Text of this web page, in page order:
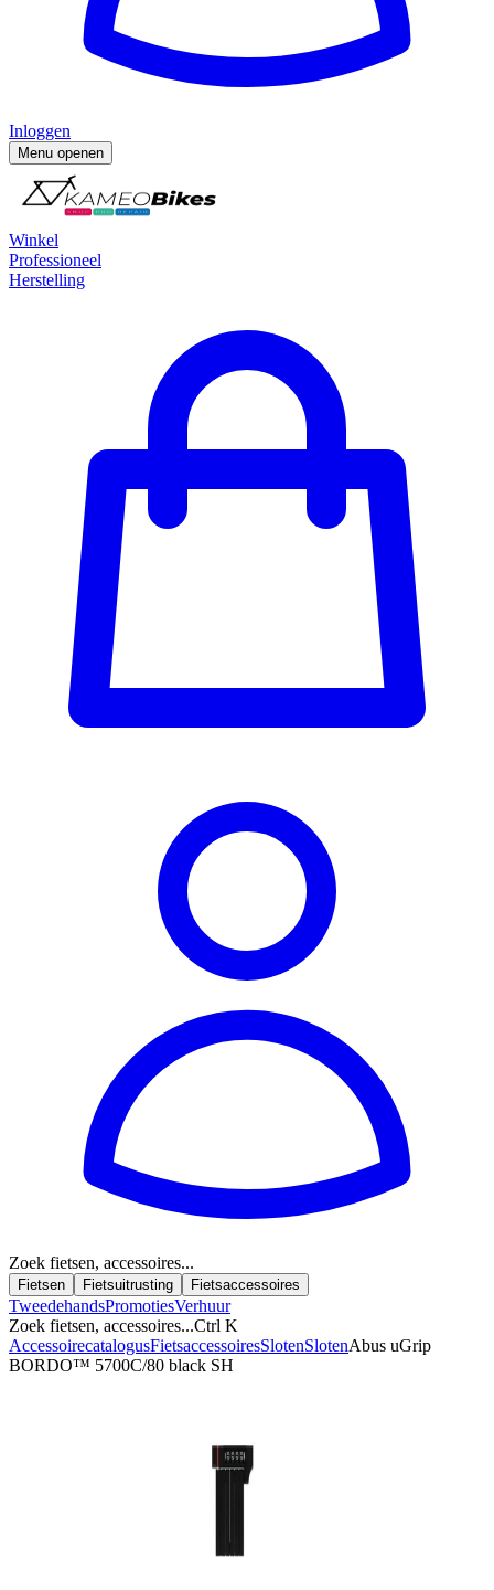
Inloggen
Menu openen
Winkel
Professioneel
Herstelling
Zoek fietsen, accessoires...
Fietsen Fietsuitrusting Fietsaccessoires
TweedehandsPromotiesVerhuur
Zoek fietsen, accessoires...Ctrl K
AccessoirecatalogusFietsaccessoiresSlotenSlotenAbus uGrip
BORDO™ 5700C/80 black SH